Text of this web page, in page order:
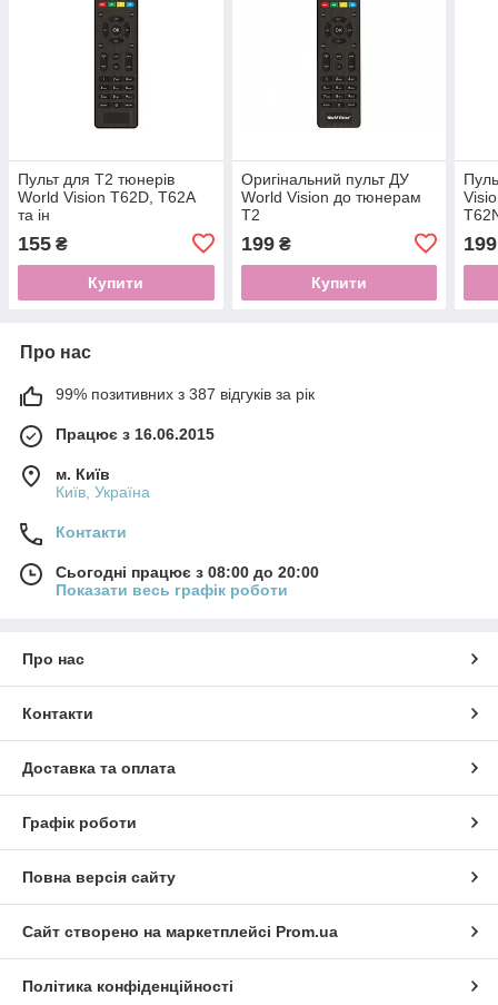
Пульт для T2 тюнерів
World Vision T62D, T62A
та ін
155 ₴
Купити
Оригінальний пульт ДУ
World Vision до тюнерам
Т2
199₴
Купити
199
Про нас
99% позитивних з 387 відгуків за рік
Працює з 16.06.2015
м. Київ
Київ, Україна
Контакти
Сьогодні працює з 08:00 до 20:00
Показати весь графік роботи
Про нас
Контакти
Доставка та оплата
Графік роботи
Повна версія сайту
Сайт створено на маркетплейсі Prom.ua
Політика конфіденційності